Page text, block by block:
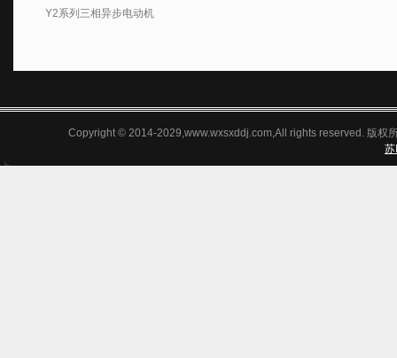
Y2系列三相异步电动机
颖、造型美...
Copyright © 2014-2029,www.wxsxddj.com,All rights reserved. 版权